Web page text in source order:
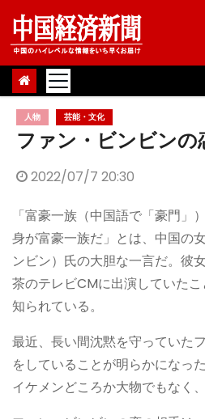
Skip
content
人物 芸能・文化
ファン・ビンビンの
2022/07/7 20:30
「富豪一族（中国語で「豪門」
身が富豪一族だ」とは、中国の
ンビン）氏の大胆な一言だ。彼
茶のテレビCMに出演していた
知られている。
最近、長い間沈黙を守っていた
をしていることが明らかになっ
イケメンどころか大物でもなく